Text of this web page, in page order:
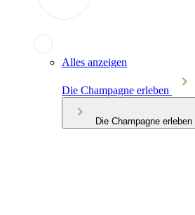
Alles anzeigen
Die Champagne erleben
Die Champagne erleben